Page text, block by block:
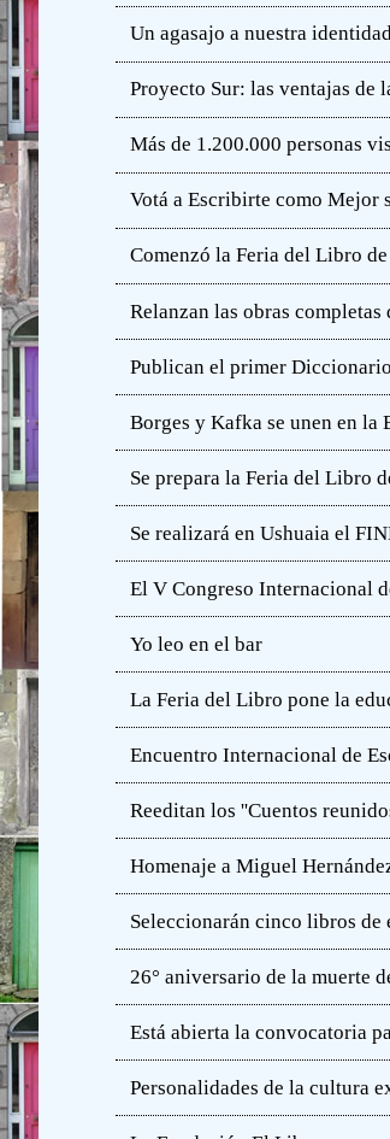
Un agasajo a nuestra
Proyecto Sur: las ventajas de
Más de 1.200.000 personas
Votá a Escribirte como Mejor
Comenzó la Feria del Libro
Relanzan las obras completas
Publican el primer
Borges y Kafka se unen en la
Se prepara la Feria del Libro
Se realizará en Ushuaia el
El V Congreso Internacional
Yo leo en el bar
La Feria del Libro pone la
Encuentro Internacional de
Reeditan los ''Cuentos
Homenaje a Miguel
Seleccionarán cinco libros de
26° aniversario de la muerte
Está abierta la convocatoria
Personalidades de la cultura